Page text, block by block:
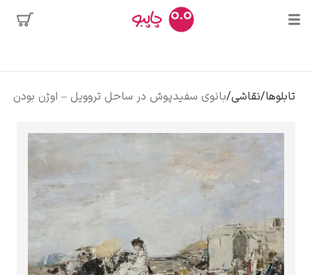
جستجوها
پیکاسو
سالوادور دالی
فریدا کالوا
محبوب‌ترین
هنرمندان
کلود مونه
تابلوها/نقاشی/بانوی سفیدپوش در ساحل تروویل – اوژن بودن